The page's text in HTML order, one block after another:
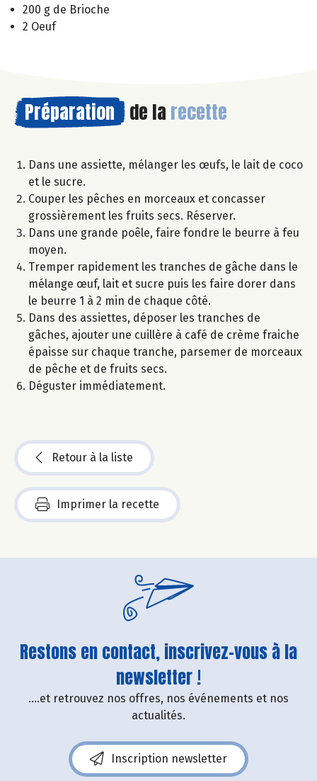
200 g de Brioche
2 Oeuf
Préparation de la recette
Dans une assiette, mélanger les œufs, le lait de coco
et le sucre.
Couper les pêches en morceaux et concasser
grossièrement les fruits secs. Réserver.
Dans une grande poêle, faire fondre le beurre à feu
moyen.
Tremper rapidement les tranches de gâche dans le
mélange œuf, lait et sucre puis les faire dorer dans
le beurre 1 à 2 min de chaque côté.
Dans des assiettes, déposer les tranches de
gâches, ajouter une cuillère à café de crème fraiche
épaisse sur chaque tranche, parsemer de morceaux
de pêche et de fruits secs.
Déguster immédiatement.
Retour à la liste
Imprimer la recette
Restons en contact, inscrivez-vous à la
newsletter !
....et retrouvez nos offres, nos événements et nos
actualités.
Inscription newsletter